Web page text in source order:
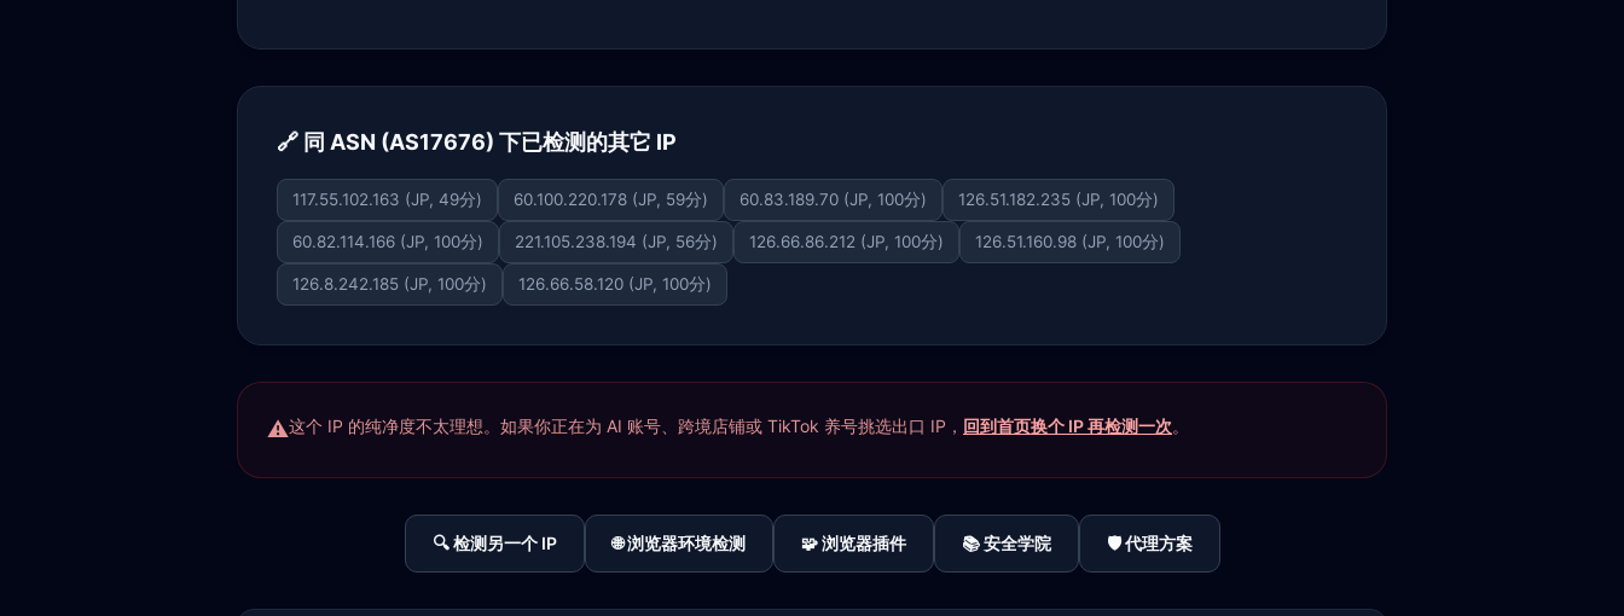
🔗 同 ASN (AS17676) 下已检测的其它 IP
117.55.102.163 (JP, 49分) 60.100.220.178 (JP, 59分) 60.83.189.70 (JP, 100分) 126.51.182.235 (JP, 100分)
60.82.114.166 (JP, 100分) 221.105.238.194 (JP, 56分) 126.66.86.212 (JP, 100分) 126.51.160.98 (JP, 100分)
126.8.242.185 (JP, 100分) 126.66.58.120 (JP, 100分)
这个 IP 的纯净度不太理想。如果你正在为 AI 账号、跨境店铺或 TikTok 养号挑选出口 IP， 回到首页换个 IP 再检测一次。
🔍 检测另一个 IP 🌐 浏览器环境检测 🧩 浏览器插件 📚 安全学院 🛡️ 代理方案